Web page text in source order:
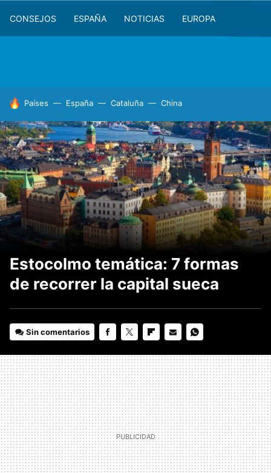
CONSEJOS ESPAÑA NOTICIAS EUROPA
HOY SE HABLA DE
Países España Cataluña China
Estocolmo temática: 7 formas
de recorrer la capital sueca
Sin comentarios
MAIL